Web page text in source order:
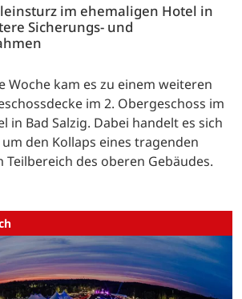
im ehemaligen Hotel in
Sicherungs- und
Woche kam es zu einem weiteren
im 2. Obergeschoss im
in Bad Salzig. Dabei handelt es sich
den Kollaps eines tragenden
Teilbereich des oberen Gebäudes.